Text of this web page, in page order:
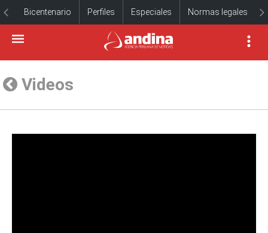
Bicentenario Perfiles Especiales Normas legales
Videos